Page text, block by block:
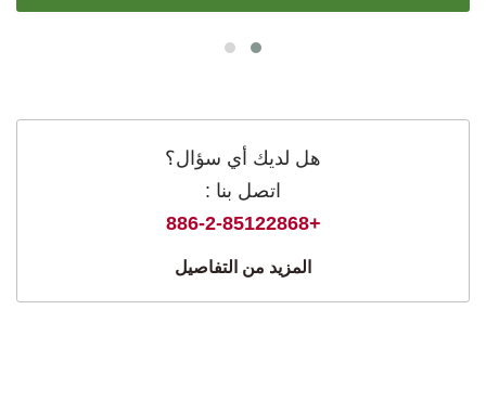
هل لديك أي سؤال؟
اتصل بنا :
+886-2-85122868
المزيد من التفاصيل